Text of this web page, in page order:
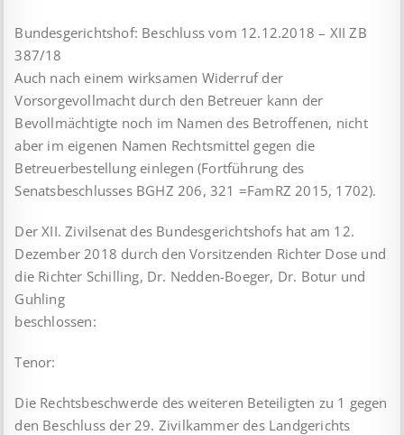
Bundesgerichtshof: Beschluss vom 12.12.2018 – XII ZB
387/18
Auch nach einem wirksamen Widerruf der
Vorsorgevollmacht durch den Betreuer kann der
Bevollmächtigte noch im Namen des Betroffenen, nicht
aber im eigenen Namen Rechtsmittel gegen die
Betreuerbestellung einlegen (Fortführung des
Senatsbeschlusses BGHZ 206, 321 =FamRZ 2015, 1702).
Der XII. Zivilsenat des Bundesgerichtshofs hat am 12.
Dezember 2018 durch den Vorsitzenden Richter Dose und
die Richter Schilling, Dr. Nedden-Boeger, Dr. Botur und
Guhling
beschlossen:
Tenor:
Die Rechtsbeschwerde des weiteren Beteiligten zu 1 gegen
den Beschluss der 29. Zivilkammer des Landgerichts